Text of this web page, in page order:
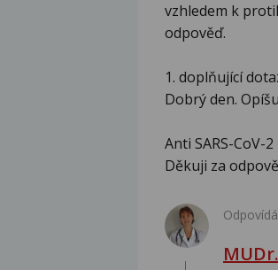
vzhledem k
odpověď.
1. doplňující
Dobrý den.
Anti SARS-CoV-
Děkuji za